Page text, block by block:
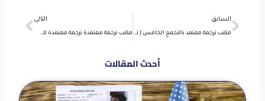
Prev
السابق
مكتب ترجمة معتمد بالتجمع الخامس | ترجمة معتمدة للسفارات
التالى
مكتب ترجمة معتمدة ترجمة معتمدة للسفارات بأسعار تنافسية
أحدث المقالات